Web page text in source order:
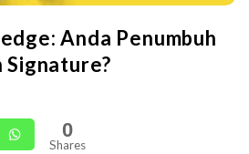
Anda Penumbuh
Signature?
0
Shares